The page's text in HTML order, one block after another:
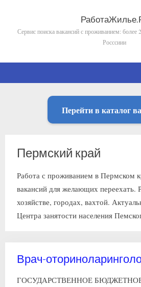
contentСервис поиска вакансий с проживанием: более
Росссиии
Перейти в каталог
Пермский край
Работа с проживанием в Пермском
вакансий для желающих переехать.
хозяйстве, городах, вахтой.
Центра занятости населения
Врач-
ГОСУДАРСТВЕННОЕ